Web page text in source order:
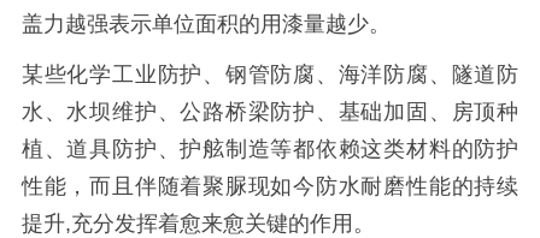
盖力越强表示单位面积的用漆量越少。
某些化学工业防护、钢管防腐、海洋防腐、隧道防
水、水坝维护、公路桥梁防护、基础加固、房顶种
植、道具防护、护舷制造等都依赖这类材料的防护
性能，而且伴随着聚脲现如今防水耐磨性能的持续
提升,充分发挥着愈来愈关键的作用。